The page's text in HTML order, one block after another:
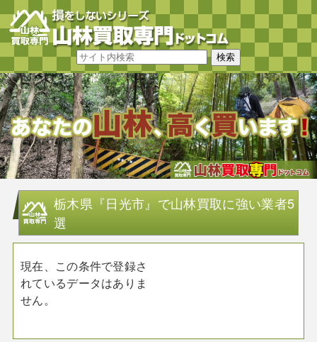
栃木県『日光市』で山林買取に強い業者5
選
現在、この条件で登録さ
れているデータはありま
せん。